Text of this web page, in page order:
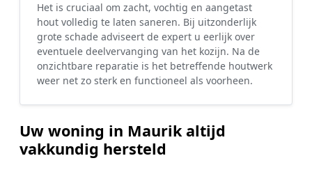
Het is cruciaal om zacht, vochtig en aangetast
hout volledig te laten saneren. Bij uitzonderlijk
grote schade adviseert de expert u eerlijk over
eventuele deelvervanging van het kozijn. Na de
onzichtbare reparatie is het betreffende houtwerk
weer net zo sterk en functioneel als voorheen.
Uw woning in Maurik altijd
vakkundig hersteld